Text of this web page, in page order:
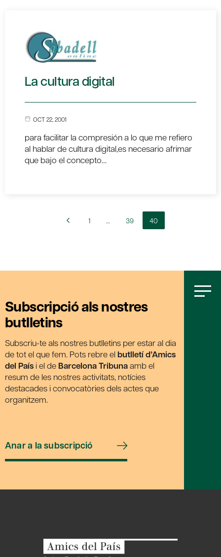
La cultura digital
OCT 22, 2001
para facilitar la compresión a lo que me refiero
al hablar de cultura digital,es necesario afrimar
que bajo el concepto…
1 … 39 40
Subscripció als nostres
butlletins
Subscriu-te als nostres butlletins per estar al dia
de tot el que fem. Pots rebre el butlletí d’Amics
del País i el de Barcelona Tribunaamb el
resum de les nostres activitats, notícies
destacades i convocatòries dels actes que
organitzem.
Anar a la subscripció